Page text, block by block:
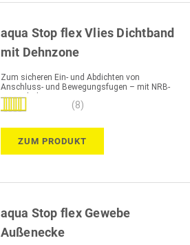
aqua Stop flex Vlies Dichtband
mit Dehnzone
Zum sicheren Ein- und Abdichten von
Anschluss- und Bewegungsfugen – mit NRB-
Kautschuk
Bewertung: (8)
ZUM PRODUKT
aqua Stop flex Gewebe
Außenecke